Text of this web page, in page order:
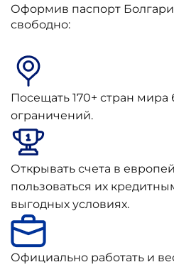
Оформив паспорт
свободно:
Посещать 170+ стран мира
ограничений.
Открывать счета в
пользоваться их
выгодных условиях.
Официально работать и